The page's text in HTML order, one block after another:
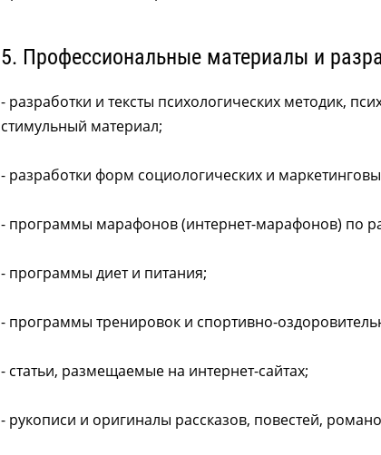
5. Профессиональные материалы и
- разработки и тексты психологических методик,
стимульный материал;
- разработки форм социологических и
- программы марафонов (интернет-марафонов) по
- программы диет и питания;
- программы тренировок и спортивно-
- статьи, размещаемые на интернет-сайтах;
- рукописи и оригиналы рассказов, повестей,